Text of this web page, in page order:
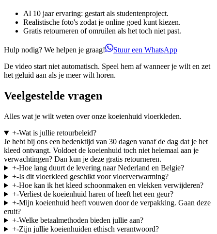
Al 10 jaar ervaring: gestart als studentenproject.
Realistische foto's zodat je online goed kunt kiezen.
Gratis retourneren of omruilen als het toch niet past.
Hulp nodig? We helpen je graag!
Stuur een WhatsApp
De video start niet automatisch. Speel hem af wanneer je wilt en zet
het geluid aan als je meer wilt horen.
Veelgestelde vragen
Alles wat je wilt weten over onze koeienhuid vloerkleden.
+-Wat is jullie retourbeleid?
Je hebt bij ons een bedenktijd van 30 dagen vanaf de dag dat je het
kleed ontvangt. Voldoet de koeienhuid toch niet helemaal aan je
verwachtingen? Dan kun je deze gratis retourneren.
+-Hoe lang duurt de levering naar Nederland en Belgie?
+-Is dit vloerkleed geschikt voor vloerverwarming?
+-Hoe kan ik het kleed schoonmaken en vlekken verwijderen?
+-Verliest de koeienhuid haren of heeft het een geur?
+-Mijn koeienhuid heeft vouwen door de verpakking. Gaan deze
eruit?
+-Welke betaalmethoden bieden jullie aan?
+-Zijn jullie koeienhuiden ethisch verantwoord?